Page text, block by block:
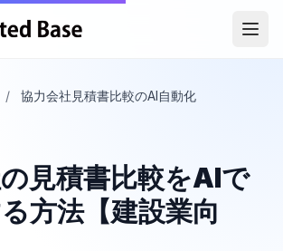
/ 協力会社見積書比較のAI自動化
見積書比較をAIで
方法【建設業向